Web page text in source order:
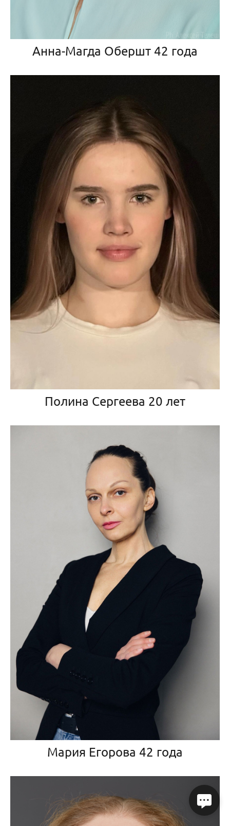
Анна-Магда Обершт 42 года
Полина Сергеева 20 лет
Мария Егорова 42 года